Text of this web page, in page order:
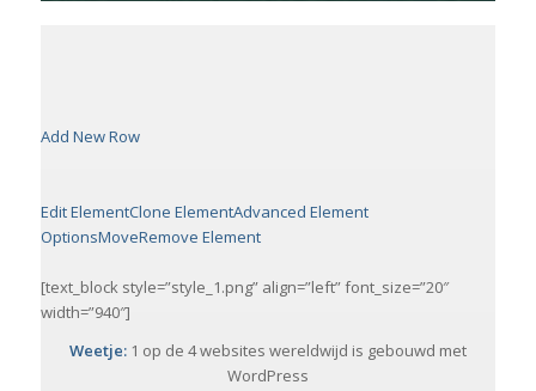
Add New Row
Edit ElementClone ElementAdvanced Element
OptionsMoveRemove Element
[text_block style=”style_1.png” align=”left” font_size=”20″
width=”940″]
Weetje:1 op de 4 websites wereldwijd is gebouwd met
WordPress